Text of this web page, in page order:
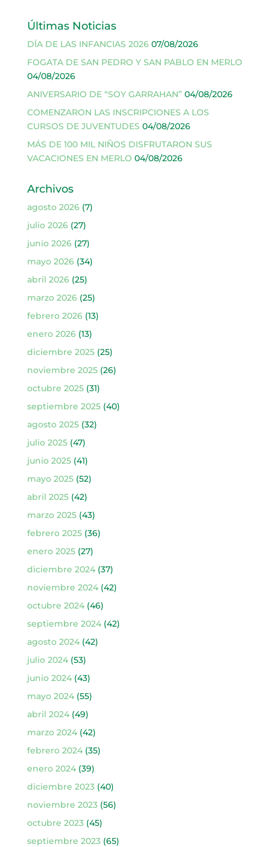
Últimas Noticias
DÍA DE LAS INFANCIAS 2026 07/08/2026
FOGATA DE SAN PEDRO Y SAN PABLO EN MERLO
04/08/2026
ANIVERSARIO DE “SOY GARRAHAN” 04/08/2026
COMENZARON LAS INSCRIPCIONES A LOS
CURSOS DE JUVENTUDES 04/08/2026
MÁS DE 100 MIL NIÑOS DISFRUTARON SUS
VACACIONES EN MERLO 04/08/2026
Archivos
agosto 2026(7)
julio 2026(27)
junio 2026(27)
mayo 2026(34)
abril 2026(25)
marzo 2026(25)
febrero 2026(13)
enero 2026(13)
diciembre 2025(25)
noviembre 2025(26)
octubre 2025(31)
septiembre 2025(40)
agosto 2025(32)
julio 2025(47)
junio 2025(41)
mayo 2025(52)
abril 2025(42)
marzo 2025(43)
febrero 2025(36)
enero 2025(27)
diciembre 2024(37)
noviembre 2024(42)
octubre 2024(46)
septiembre 2024(42)
agosto 2024(42)
julio 2024(53)
junio 2024(43)
mayo 2024(55)
abril 2024(49)
marzo 2024(42)
febrero 2024(35)
enero 2024(39)
diciembre 2023(40)
noviembre 2023(56)
octubre 2023(45)
septiembre 2023(65)